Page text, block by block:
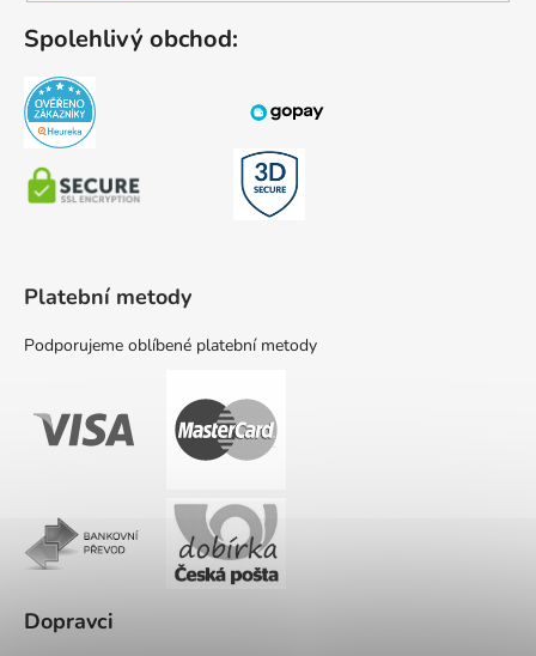
Spolehlivý obchod:
Platební metody
Podporujeme oblíbené platební metody
Dopravci